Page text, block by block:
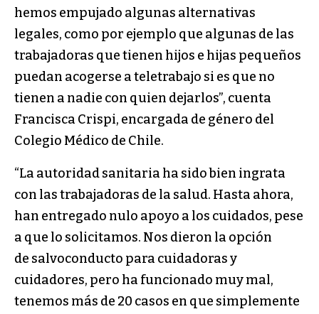
hemos empujado algunas alternativas
legales, como por ejemplo que algunas de las
trabajadoras que tienen hijos e hijas pequeños
puedan acogerse a teletrabajo si es que no
tienen a nadie con quien dejarlos”, cuenta
Francisca Crispi, encargada de género del
Colegio Médico de Chile.
“La autoridad sanitaria ha sido bien ingrata
con las trabajadoras de la salud. Hasta ahora,
han entregado nulo apoyo a los cuidados, pese
a que lo solicitamos. Nos dieron la opción
de salvoconducto para cuidadoras y
cuidadores, pero ha funcionado muy mal,
tenemos más de 20 casos en que simplemente